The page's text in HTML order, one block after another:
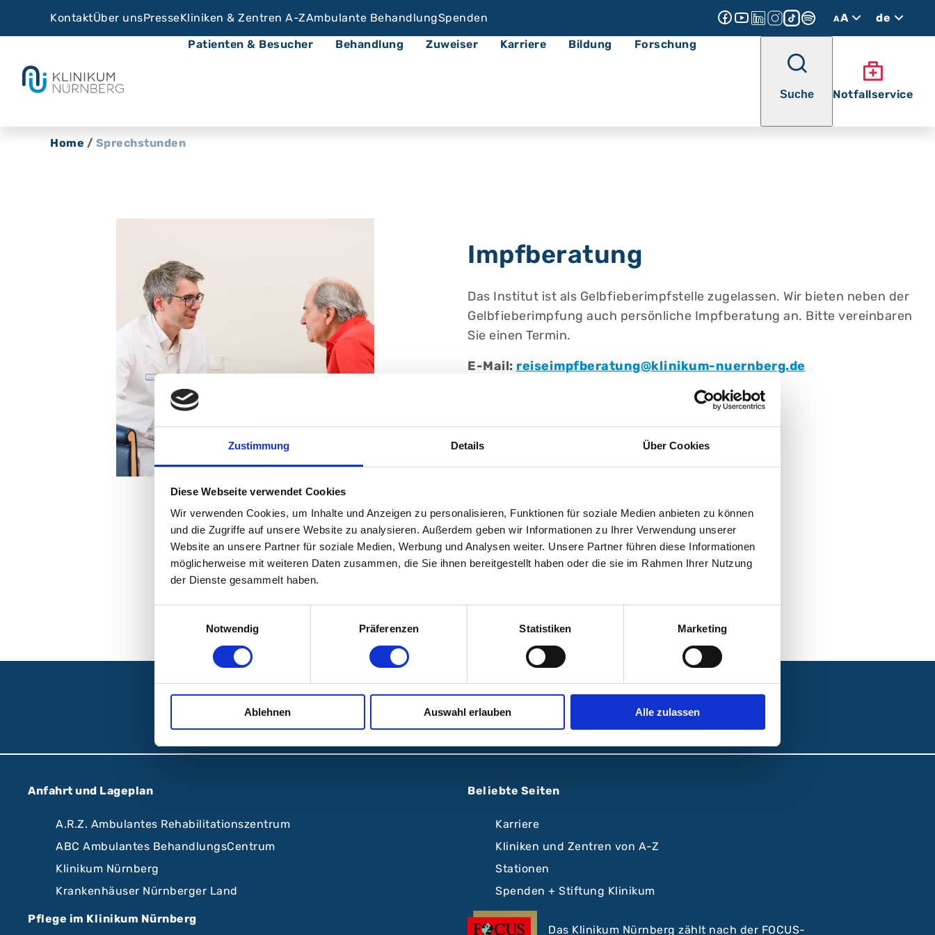
Zustimmung Details Über Cookies
Diese Webseite verwendet Cookies
Wir verwenden Cookies, um Inhalte und Anzeigen zu personalisieren, Funktionen für soziale Medien anbieten zu können
und die Zugriffe auf unsere Website zu analysieren. Außerdem geben wir Informationen zu Ihrer Verwendung unserer
Website an unsere Partner für soziale Medien, Werbung und Analysen weiter. Unsere Partner führen diese Informationen
möglicherweise mit weiteren Daten zusammen, die Sie ihnen bereitgestellt haben oder die sie im Rahmen Ihrer Nutzung
der Dienste gesammelt haben.
Notwendig
Präferenzen Statistiken Marketing
Ablehnen Auswahl erlauben Alle zulassen
KontaktÜber unsPresseKliniken & Zentren A-ZAmbulante BehandlungSpenden AA
de
Patienten & Besucher
Behandlung Zuweiser Karriere Bildung Forschung
Suche Notfallservice
Home / Sprechstunden
Impfberatung
Das Institut ist als Gelbfieberimpfstelle zugelassen. Wir bieten neben der
Gelbfieberimpfung auch persönliche Impfberatung an. Bitte vereinbaren
Sie einen Termin.
E-Mail: reiseimpfberatung@klinikum-nuernberg.de
Institut für Labor- und Infektionsmedizin
Klinikum Nürnberg, Campus Nord
E-Mail: hyg_infektion@klinikum-nuernberg.de
Telefon: +49 (0) 911 398-2520
Fax:+49 (0) 911 398-3266
Anfahrt und Lageplan
A.R.Z. Ambulantes Rehabilitationszentrum
ABC Ambulantes BehandlungsCentrum
Klinikum Nürnberg
Krankenhäuser Nürnberger Land
Beliebte Seiten
Karriere
Kliniken und Zentren von A-Z
Stationen
Spenden + Stiftung Klinikum
Pflege im Klinikum Nürnberg
Das Klinikum Nürnberg zählt nach der FOCUS-